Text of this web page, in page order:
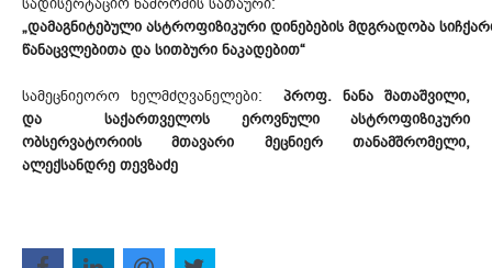
„დამაგნიტებული ასტროფიზიკური დინებების მდგრადობა
წანაცვლებითა და სითბური ნაკადებით“
სამეცნიეორო ხელმძღვანელები:პროფ. ნანა შათაშვილი,
და საქართველოს ეროვნული ასტროფიზიკური
ობსერვატორიის მთავარი მეცნიერ თანამშრომელი,
ალექსანდრე თევზაძე